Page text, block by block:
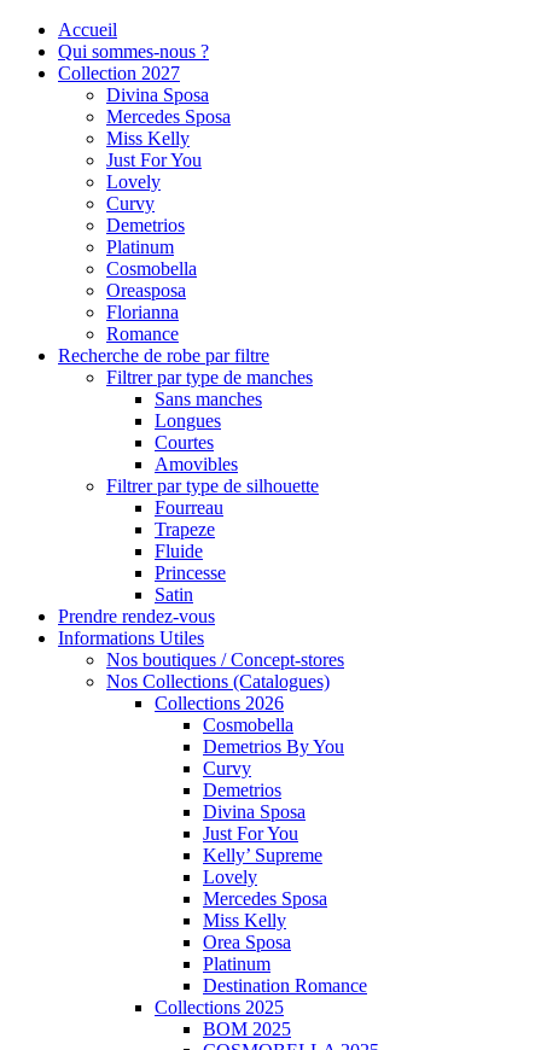
Accueil
Qui sommes-nous ?
Collection 2027
Divina Sposa
Mercedes Sposa
Miss Kelly
Just For You
Lovely
Curvy
Demetrios
Platinum
Cosmobella
Oreasposa
Florianna
Romance
Recherche de robe par filtre
Filtrer par type de manches
Sans manches
Longues
Courtes
Amovibles
Filtrer par type de silhouette
Fourreau
Trapeze
Fluide
Princesse
Satin
Prendre rendez-vous
Informations Utiles
Nos boutiques / Concept-stores
Nos Collections (Catalogues)
Collections 2026
Cosmobella
Demetrios By You
Curvy
Demetrios
Divina Sposa
Just For You
Kelly’ Supreme
Lovely
Mercedes Sposa
Miss Kelly
Orea Sposa
Platinum
Destination Romance
Collections 2025
BOM 2025